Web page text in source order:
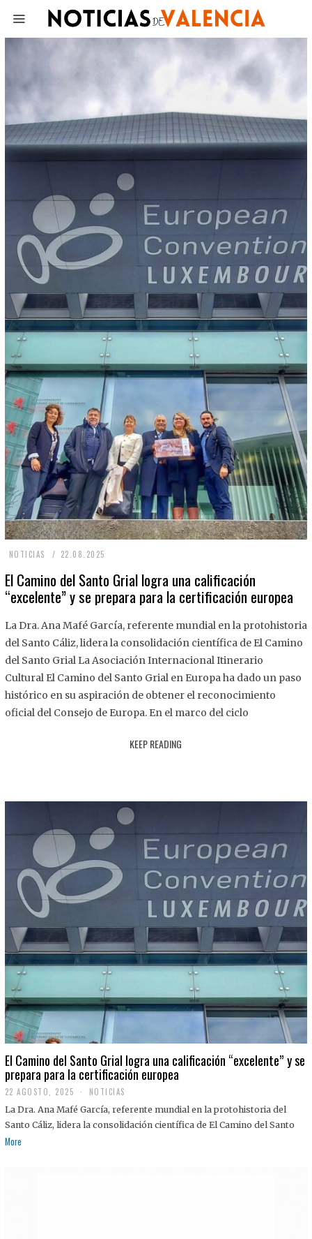
NOTICIAS 22.08.2025
.
8
2
2
El Camino del Santo Grial logra una calificación
“excelente” y se prepara para la certificación europea
La Dra. Ana Mafé García, referente mundial en la protohistoria
del Santo Cáliz, lidera la consolidación científica de El Camino
del Santo Grial La Asociación Internacional Itinerario
Cultural El Camino del Santo Grial en Europa ha dado un paso
histórico en su aspiración de obtener el reconocimiento
oficial del Consejo de Europa. En el marco del ciclo
KEEP READING
El Camino del Santo Grial logra una calificación “excelente” y se
prepara para la certificación europea
22 AGOSTO, 2025
2
A
G
NOTICIAS
La Dra. Ana Mafé García, referente mundial en la protohistoria del
Santo Cáliz, lidera la consolidación científica de El Camino del Santo
More